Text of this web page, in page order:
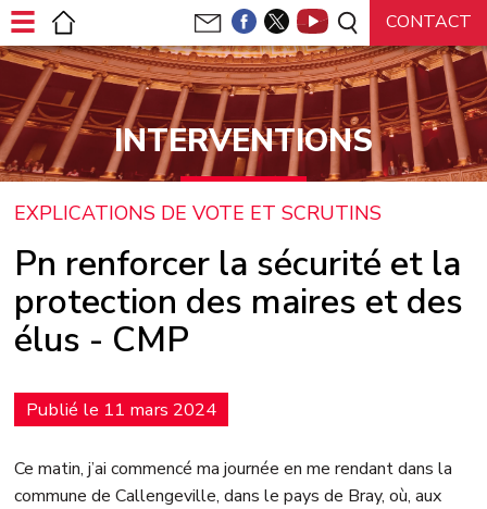
INTERVENTIONS
EXPLICATIONS DE VOTE ET SCRUTINS
Pn renforcer la sécurité et la
protection des maires et des
élus - CMP
Publié le 11 mars 2024
Ce matin, j’ai commencé ma journée en me rendant dans la
commune de Callengeville, dans le pays de Bray, où, aux
Panneau de gestion des cookies